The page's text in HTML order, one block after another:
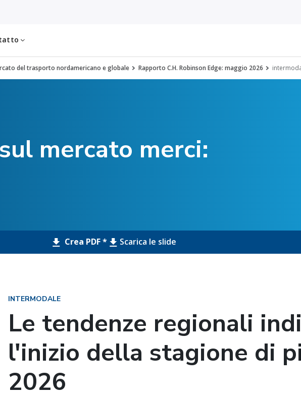
del trasporto nordamericano e globale Rapporto C.H. Robinson Edge: maggio 2026
mercato merci:
Crea PDF * Scarica le slide
INTERMODALE
Le tendenze regionali
l'inizio della stagione di
2026